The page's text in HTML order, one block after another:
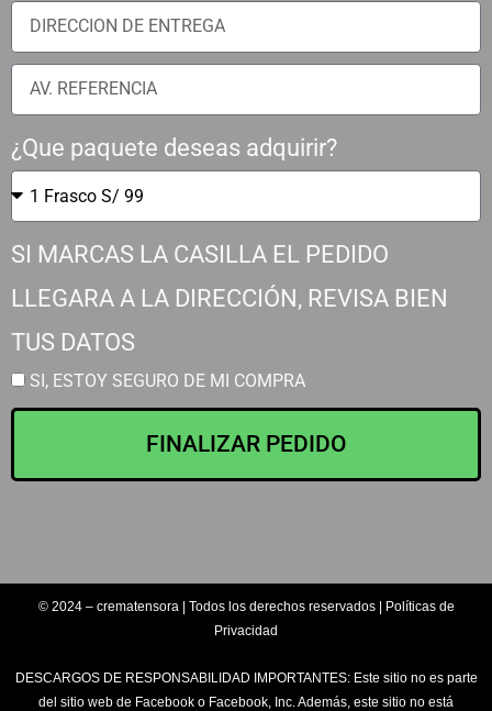
¿Que paquete deseas adquirir?
SI MARCAS LA CASILLA EL PEDIDO
LLEGARA A LA DIRECCIÓN, REVISA BIEN
TUS DATOS
SI, ESTOY SEGURO DE MI COMPRA
FINALIZAR PEDIDO
© 2024 – crematensora | Todos los derechos reservados | Políticas de
Privacidad
DESCARGOS DE RESPONSABILIDAD IMPORTANTES: Este sitio no es parte
del sitio web de Facebook o Facebook, Inc. Además, este sitio no está